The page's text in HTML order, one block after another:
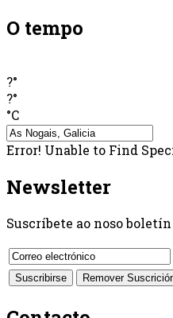
O tempo
?°
?°
°C
Error! Unable to Find
Newsletter
Suscríbete ao noso